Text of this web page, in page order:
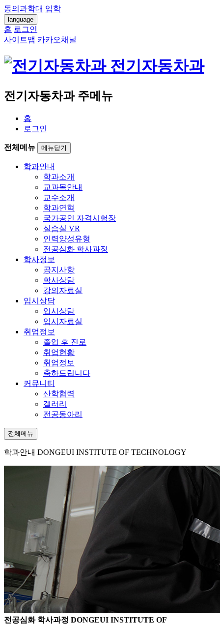
동의과학대 입학
language
홈 로그인
사이트맵 카카오채널
전기자동차과
전기자동차과 주메뉴
홈
로그인
전체메뉴 메뉴닫기
학과안내
학과소개
교과목안내
교수소개
학과연혁
국가공인 자격시험장
실습실 VR
인력양성유형
전공심화 학사과정
학사정보
공지사항
학사상담
강의자료실
입시상담
입시상담
입시자료실
취업정보
졸업 후 진로
취업현황
취업정보
축하드립니다
커뮤니티
산학협력
갤러리
전공동아리
전체메뉴
학과안내 DONGEUI INSTITUTE OF TECHNOLOGY
전공심화 학사과정 DONGEUI INSTITUTE OF